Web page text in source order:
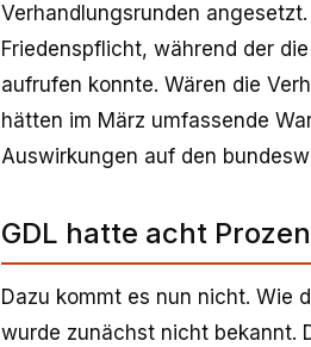
Verhandlungsrunden
Friedenspflicht, während der
aufrufen konnte. Wären die
hätten im März umfassende
Auswirkungen auf den
GDL hatte acht
Dazu kommt es nun nicht. Wie
wurde zunächst nicht bekannt.